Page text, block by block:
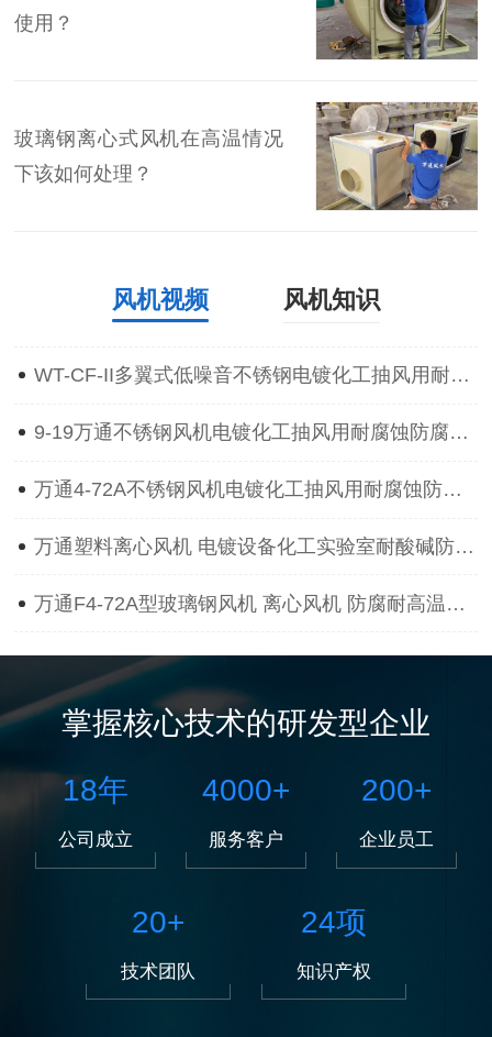
使用？
玻璃钢离心式风机在高温情况
下该如何处理？
风机视频 风机知识
WT-CF-II多翼式低噪音不锈钢电镀化工抽风用耐腐蚀防腐离心通风机
9-19万通不锈钢风机电镀化工抽风用耐腐蚀防腐防爆离心通风机
万通4-72A不锈钢风机电镀化工抽风用耐腐蚀防腐防爆离心通风机
万通塑料离心风机 电镀设备化工实验室耐酸碱防腐蚀抽风用通风机
万通F4-72A型玻璃钢风机 离心风机 防腐耐高温离心风机
掌握核心技术的研发型企业
18年
公司成立
4000+
服务客户
200+
企业员工
20+
技术团队
24项
知识产权